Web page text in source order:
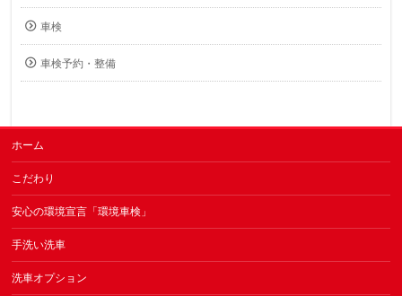
車検
車検予約・整備
ホーム
こだわり
安心の環境宣言「環境車検」
手洗い洗車
洗車オプション